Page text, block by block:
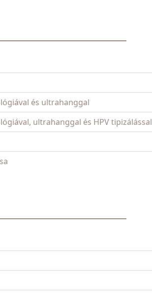
és ultrahanggal
ultrahanggal és HPV tipizálással